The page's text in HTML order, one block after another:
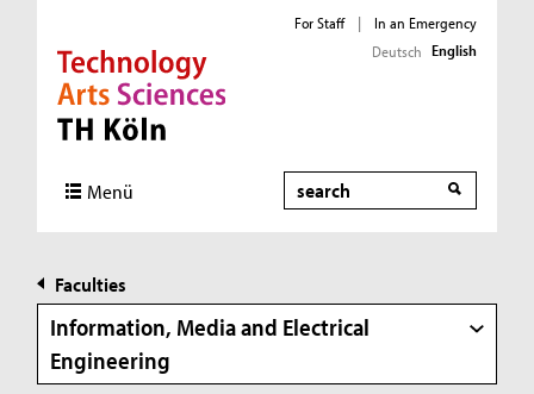
Direkt zur Hauptnavigation
Direkt zur Subnavigation
Direkt zum Inhalt
Direkt zum Fußbereich
For Staff |
In an Emergency
Deutsch English
Menü Search
Faculties
Information, Media and Electrical
Engineering